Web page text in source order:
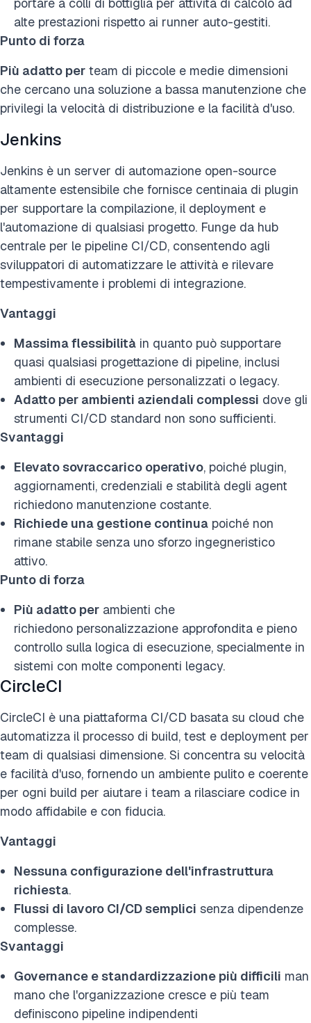
portare a colli di bottiglia per attività di calcolo ad
alte prestazioni rispetto ai runner auto-gestiti.
Punto di forza
Più adatto per team di piccole e medie dimensioni
che cercano una soluzione a bassa manutenzione che
privilegi la velocità di distribuzione e la facilità d'uso.
Jenkins
Jenkins è un server di automazione open-source
altamente estensibile che fornisce centinaia di plugin
per supportare la compilazione, il deployment e
l'automazione di qualsiasi progetto. Funge da hub
centrale per le pipeline CI/CD, consentendo agli
sviluppatori di automatizzare le attività e rilevare
tempestivamente i problemi di integrazione.
Vantaggi
Massima flessibilità in quanto può supportare
quasi qualsiasi progettazione di pipeline, inclusi
ambienti di esecuzione personalizzati o legacy.
Adatto per ambienti aziendali complessi dove gli
strumenti CI/CD standard non sono sufficienti.
Svantaggi
Elevato sovraccarico operativo, poiché plugin,
aggiornamenti, credenziali e stabilità degli agent
richiedono manutenzione costante.
Richiede una gestione continua poiché non
rimane stabile senza uno sforzo ingegneristico
attivo.
Punto di forza
Più adatto per ambienti che
richiedono personalizzazione approfondita e pieno
controllo sulla logica di esecuzione, specialmente in
sistemi con molte componenti legacy.
CircleCI
CircleCI è una piattaforma CI/CD basata su cloud che
automatizza il processo di build, test e deployment per
team di qualsiasi dimensione. Si concentra su velocità
e facilità d'uso, fornendo un ambiente pulito e coerente
per ogni build per aiutare i team a rilasciare codice in
modo affidabile e con fiducia.
Vantaggi
Nessuna configurazione dell'infrastruttura
richiesta.
Flussi di lavoro CI/CD semplici senza dipendenze
complesse.
Svantaggi
Governance e standardizzazione più difficili man
mano che l'organizzazione cresce e più team
definiscono pipeline indipendenti